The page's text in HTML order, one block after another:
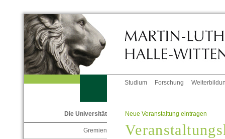
Studium Forschung
Die Universität
Gremien
Neue Veranstaltung eintragen